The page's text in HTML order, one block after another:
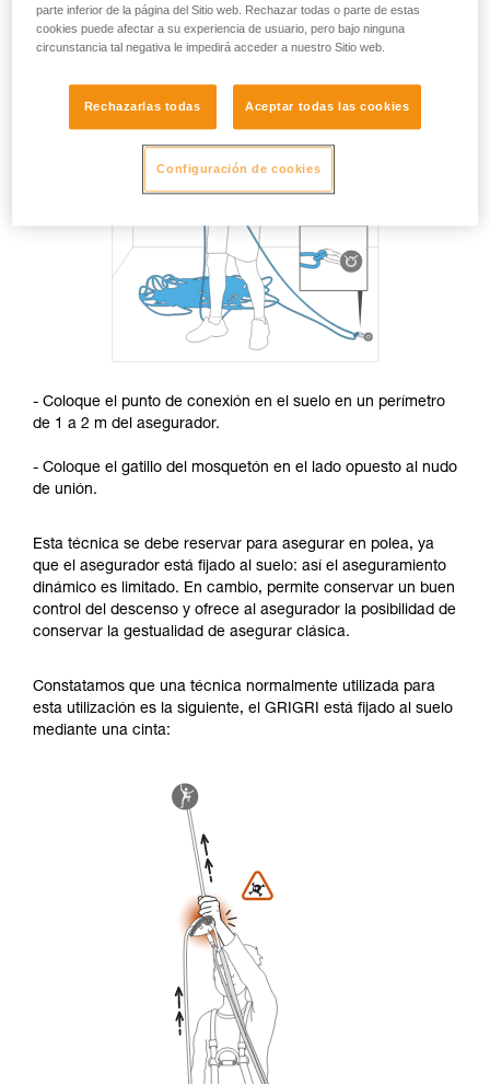
- Coloque el punto de conexión en el suelo en un perímetro
de 1 a 2 m del asegurador.
- Coloque el gatillo del mosquetón en el lado opuesto al nudo
de unión.
Esta técnica se debe reservar para asegurar en polea, ya
que el asegurador está fijado al suelo: así el aseguramiento
dinámico es limitado. En cambio, permite conservar un buen
control del descenso y ofrece al asegurador la posibilidad de
conservar la gestualidad de asegurar clásica.
Constatamos que una técnica normalmente utilizada para
esta utilización es la siguiente, el GRIGRI está fijado al suelo
mediante una cinta:
parte inferior de la página del Sitio web. Rechazar todas o parte de estas
cookies puede afectar a su experiencia de usuario, pero bajo ninguna
circunstancia tal negativa le impedirá acceder a nuestro Sitio web.
Rechazarlas todas Aceptar todas las cookies
Configuración de cookies